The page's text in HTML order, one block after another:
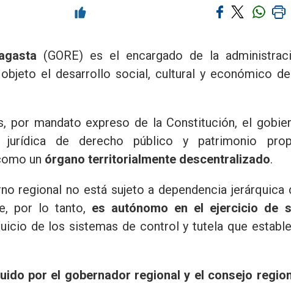
(GORE) es el encargado de la
el desarrollo social, cultural y económico
por mandato expreso de la Constitución, el
jurídica de derecho público y patrimonio
un órgano territorialmente descentralizado.
regional no está sujeto a dependencia jerárquica
por lo tanto, es autónomo en el ejercicio de
de los sistemas de control y tutela que
por el gobernador regional y el consejo